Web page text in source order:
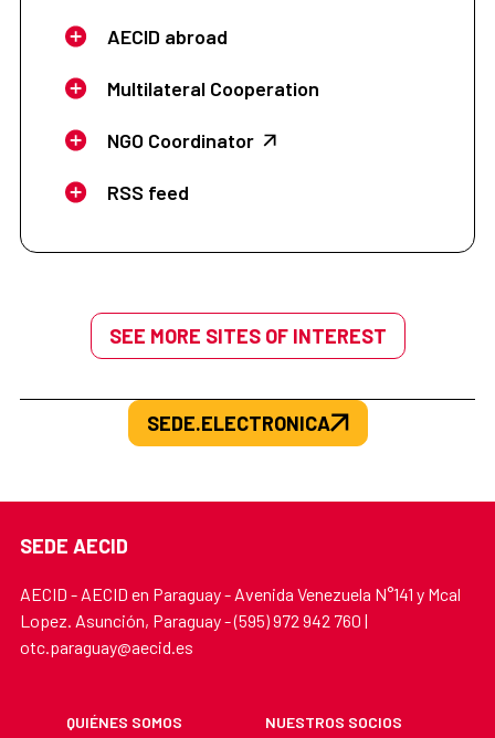
AECID abroad
Multilateral Cooperation
NGO Coordinator
RSS feed
SEE MORE SITES OF INTEREST
SEDE.ELECTRONICA
SEDE AECID
AECID - AECID en Paraguay - Avenida Venezuela N°141 y Mcal
Lopez. Asunción, Paraguay - (595) 972 942 760 |
otc.paraguay@aecid.es
QUIÉNES SOMOS
NUESTROS SOCIOS